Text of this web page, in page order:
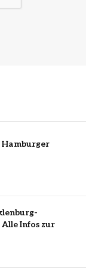
Hamburger
Infos zur